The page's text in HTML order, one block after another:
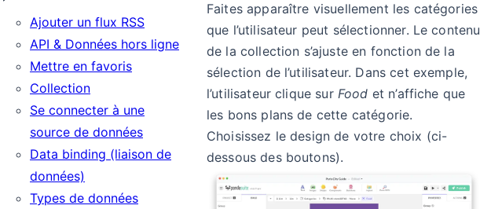
Ajouter un flux RSS
API & Données hors ligne
Mettre en favoris
Collection
Se connecter à une
source de données
Data binding (liaison de
données)
Types de données
Faites apparaître visuellement les catégories
que l’utilisateur peut sélectionner. Le contenu
de la collection s’ajuste en fonction de la
sélection de l’utilisateur. Dans cet exemple,
l’utilisateur clique sur Food et n’affiche que
les bons plans de cette catégorie.
Choisissez le design de votre choix (ci-
dessous des boutons).